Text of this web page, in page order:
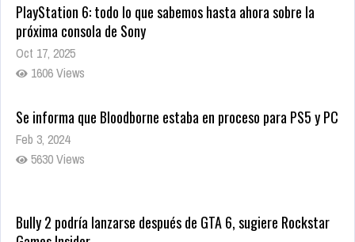
PlayStation 6: todo lo que sabemos hasta ahora sobre la
próxima consola de Sony
Oct 17, 2025
1606 Views
Se informa que Bloodborne estaba en proceso para PS5 y PC
Feb 3, 2024
5630 Views
Bully 2 podría lanzarse después de GTA 6, sugiere Rockstar